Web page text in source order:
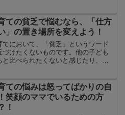
３歳の次男のイヤイヤ期で毎日イラ
していました。子育て...
ての貧乏で悩むなら、「仕方
」の置き場所を変えよう！
てにおいて、「貧乏」というワード
づけたくないものです。他の子ども
と比べられたくないと感じたり、
かといって、何か対策をして、すぐ
できる悩みでもありませ...
ての悩みは怒ってばかりの自
笑顔のママでいるための方
！